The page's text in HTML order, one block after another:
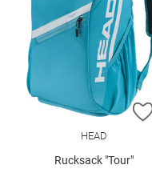
HEAD
Rucksack "Tour"